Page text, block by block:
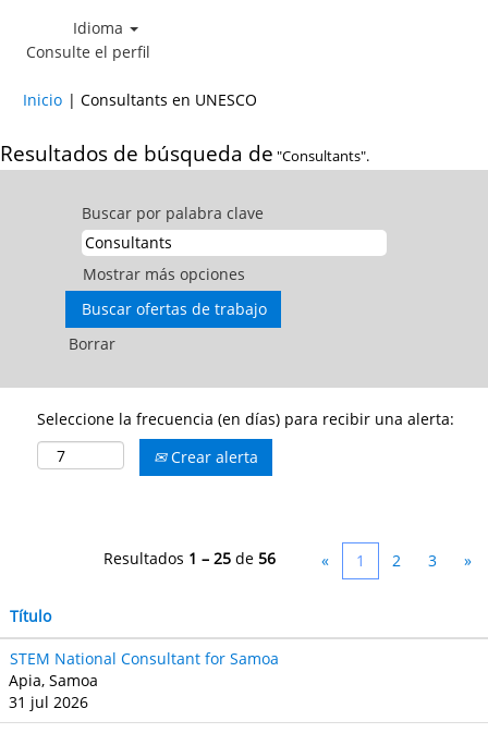
Idioma
Consulte el perfil
Inicio | Consultants en UNESCO
Resultados de búsqueda de "Consultants".
Buscar por palabra clave
Mostrar más opciones
Borrar
Seleccione la frecuencia (en días) para recibir una alerta:
Crear alerta
Resultados 1 – 25 de 56 « 1 2 3 »
Título
STEM National Consultant for Samoa
Apia, Samoa
31 jul 2026